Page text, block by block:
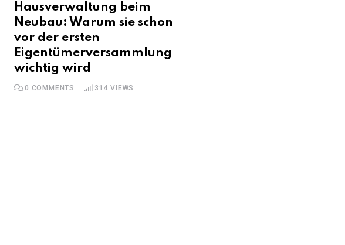
Hausverwaltung beim
Neubau: Warum sie schon
vor der ersten
Eigentümerversammlung
wichtig wird
0 COMMENTS 314 VIEWS